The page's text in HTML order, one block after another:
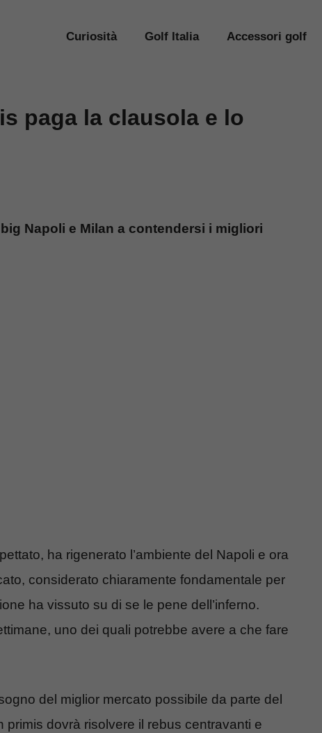
Curiosità Golf Italia Accessori golf
paga la clausola e lo
Napoli e Milan a contendersi i migliori
ha rigenerato l’ambiente del Napoli e ora
considerato chiaramente fondamentale per
ha vissuto su di se le pene dell’inferno.
uno dei quali potrebbe avere a che fare
del miglior mercato possibile da parte del
dovrà risolvere il rebus centravanti e